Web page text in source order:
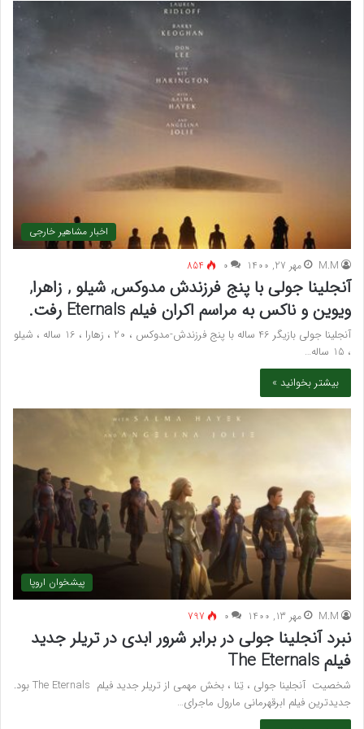
اخبار مشاهیر خارجی
M.M مهر 27, 1400 ۰ 854
آنجلینا جولی با پنج فرزندش مدوکس, شیلو , زاهرا,
ویوین و ناکس به مراسم اکران فیلم Eternals رفت.
آنجلینا جولی بازیگر 46 ساله با پنج فرزندش-مدوکس ، 20 ، زهارا ، 16 ساله ، شیلو
، 15 ساله…
بیشتر بخوانید »
پیشخوان اروپا
M.M مهر 13, 1400 ۰ 797
نبرد آنجلینا جولی در برابر شرور ابدی در تریلر جدید
فیلم The Eternals
شخصیت آنجلینا جولی ، تِنا ، بخش مهمی از تریلر جدید فیلم The Eternals بود.
جدیدترین فیلم ابرقهرمانی مارول ماجرای…